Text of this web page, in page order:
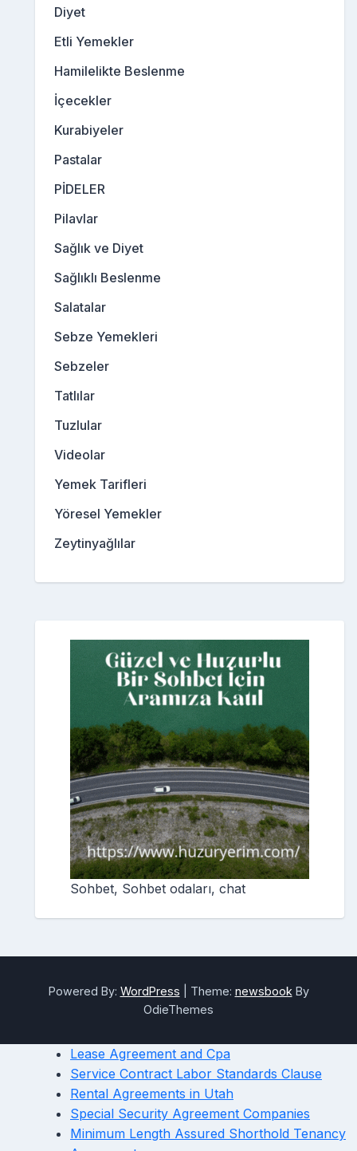
Diyet
Etli Yemekler
Hamilelikte Beslenme
İçecekler
Kurabiyeler
Pastalar
PİDELER
Pilavlar
Sağlık ve Diyet
Sağlıklı Beslenme
Salatalar
Sebze Yemekleri
Sebzeler
Tatlılar
Tuzlular
Videolar
Yemek Tarifleri
Yöresel Yemekler
Zeytinyağlılar
Sohbet, Sohbet odaları, chat
Powered By: WordPress Theme: newsbook By
OdieThemes
Lease Agreement and Cpa
Service Contract Labor Standards Clause
Rental Agreements in Utah
Special Security Agreement Companies
Minimum Length Assured Shorthold Tenancy